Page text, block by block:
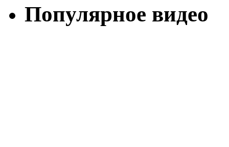
Популярное видео